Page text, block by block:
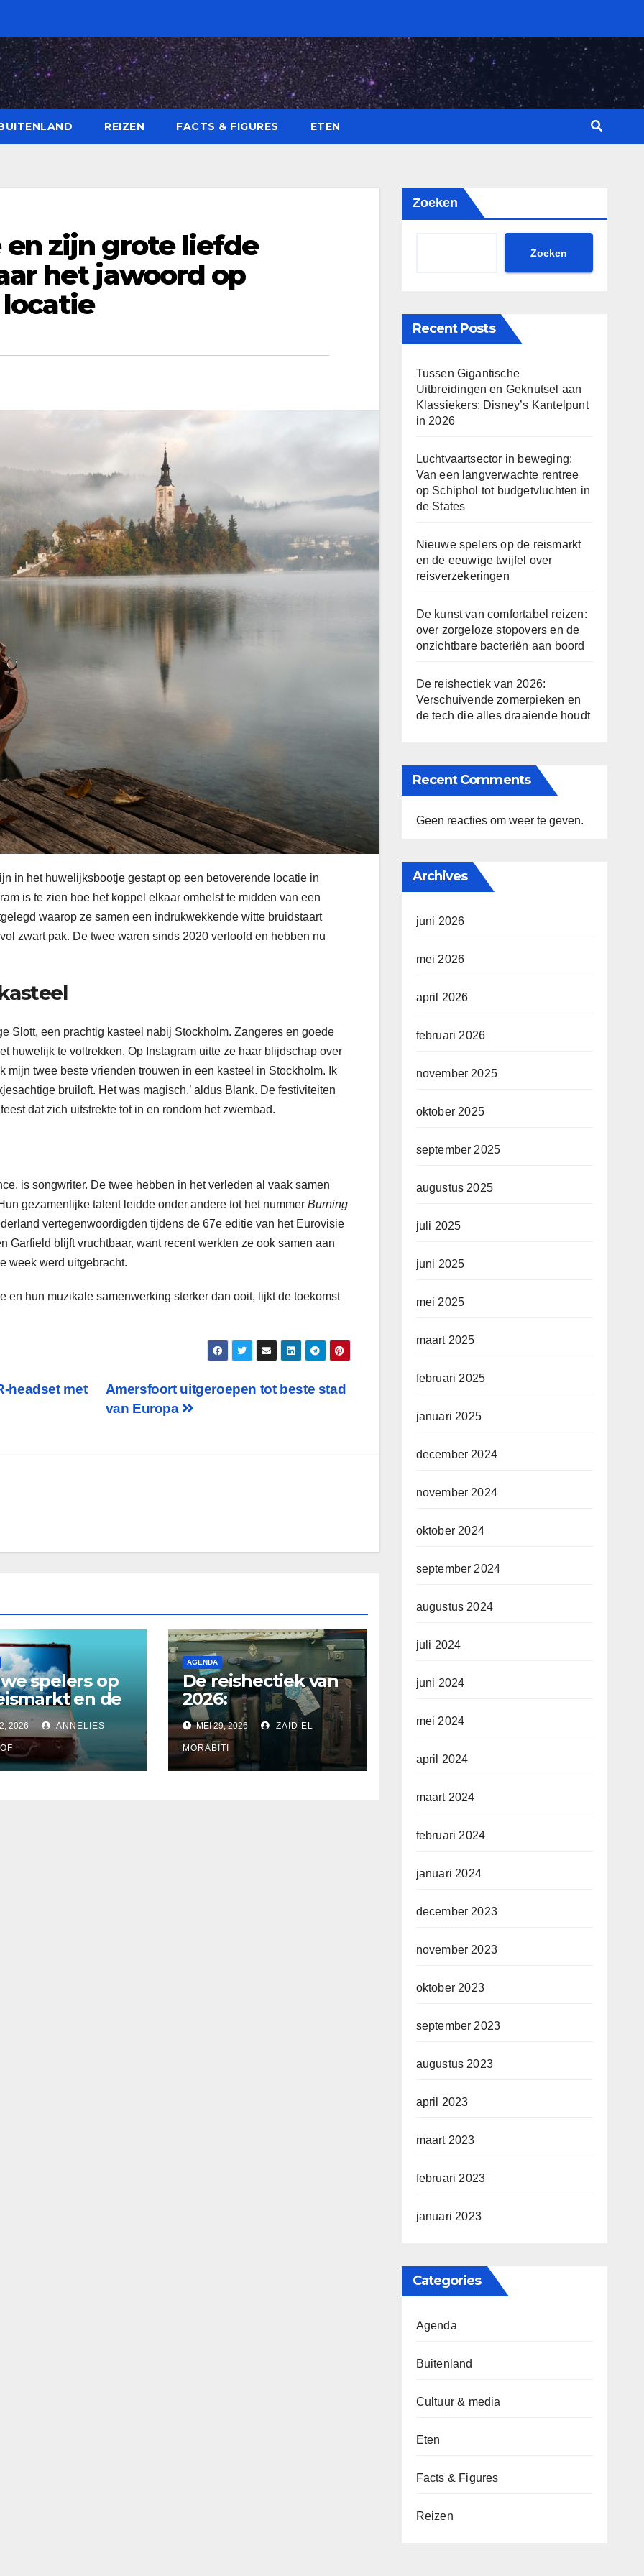
REIZEN FACTS & FIGURES ETEN
en zijn grote liefde
het jawoord op
in het huwelijksbootje gestapt op een betoverende locatie in
is te zien hoe het koppel elkaar omhelst te midden van een
waarop ze samen een indrukwekkende witte bruidstaart
zwart pak. De twee waren sinds 2020 verloofd en hebben nu
Slott, een prachtig kasteel nabij Stockholm. Zangeres en goede
huwelijk te voltrekken. Op Instagram uitte ze haar blijdschap over
mijn twee beste vrienden trouwen in een kasteel in Stockholm. Ik
bruiloft. Het was magisch,’ aldus Blank. De festiviteiten
dat zich uitstrekte tot in en rondom het zwembad.
is songwriter. De twee hebben in het verleden al vaak samen
gezamenlijke talent leidde onder andere tot het nummer Burning
vertegenwoordigden tijdens de 67e editie van het Eurovisie
Garfield blijft vruchtbaar, want recent werkten ze ook samen aan
week werd uitgebracht.
en hun muzikale samenwerking sterker dan ooit, lijkt de toekomst
Amersfoort uitgeroepen tot beste stad
van Europa
headset met
spelers op
en de
twijfel
2026 ANNELIES
AGENDA
De reishectiek van
2026:
Verschuivende
zomerpieken en de
tech die alles
draaiende houdt
MEI 29, 2026 ZAID EL
MORABITI
Zoeken
Zoeken
Recent Posts
Tussen Gigantische
Uitbreidingen en Geknutsel aan
Klassiekers: Disney’s Kantelpunt
in 2026
Luchtvaartsector in beweging:
Van een langverwachte rentree
op Schiphol tot budgetvluchten in
de States
Nieuwe spelers op de reismarkt
en de eeuwige twijfel over
reisverzekeringen
De kunst van comfortabel reizen:
over zorgeloze stopovers en de
onzichtbare bacteriën aan boord
De reishectiek van 2026:
Verschuivende zomerpieken en
de tech die alles draaiende houdt
Recent Comments
Geen reacties om weer te geven.
Archives
juni 2026
mei 2026
april 2026
februari 2026
november 2025
oktober 2025
september 2025
augustus 2025
juli 2025
juni 2025
mei 2025
maart 2025
februari 2025
januari 2025
december 2024
november 2024
oktober 2024
september 2024
augustus 2024
juli 2024
juni 2024
mei 2024
april 2024
maart 2024
februari 2024
januari 2024
december 2023
november 2023
oktober 2023
september 2023
augustus 2023
april 2023
maart 2023
februari 2023
januari 2023
Categories
Agenda
Buitenland
Cultuur & media
Eten
Facts & Figures
Reizen